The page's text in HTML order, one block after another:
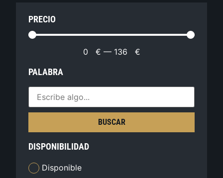
PRECIO
0 € — 136 €
PALABRA
BUSCAR
DISPONIBILIDAD
Disponible